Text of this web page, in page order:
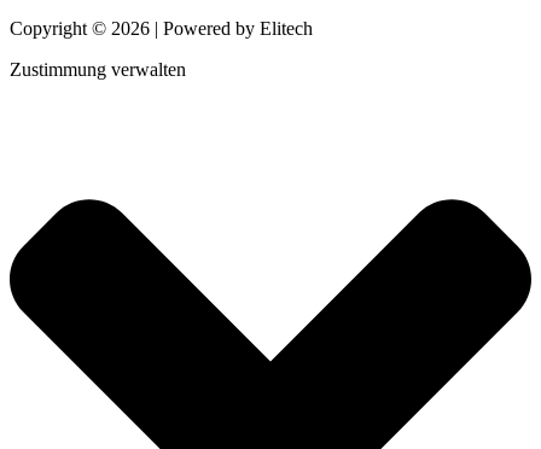
Copyright © 2026 | Powered by Elitech
Zustimmung verwalten